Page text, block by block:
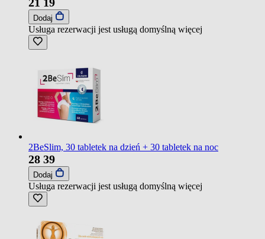
Dodaj
Usługa rezerwacji jest usługą domyślną więcej
2BeSlim, 30 tabletek na dzień + 30 tabletek na noc
28 39
Dodaj
Usługa rezerwacji jest usługą domyślną więcej